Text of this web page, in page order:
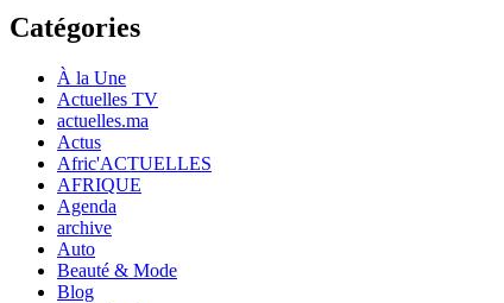
Catégories
À la Une
Actuelles TV
actuelles.ma
Actus
Afric'ACTUELLES
AFRIQUE
Agenda
archive
Auto
Beauté & Mode
Blog